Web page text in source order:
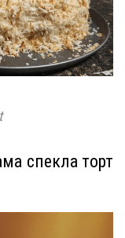
спекла торт